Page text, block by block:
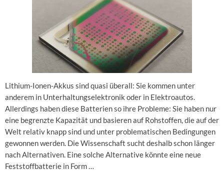
Lithium-Ionen-Akkus sind quasi überall: Sie kommen unter
anderem in Unterhaltungselektronik oder in Elektroautos.
Allerdings haben diese Batterien so ihre Probleme: Sie haben nur
eine begrenzte Kapazität und basieren auf Rohstoffen, die auf der
Welt relativ knapp sind und unter problematischen Bedingungen
gewonnen werden. Die Wissenschaft sucht deshalb schon länger
nach Alternativen. Eine solche Alternative könnte eine neue
Feststoffbatterie in Form …